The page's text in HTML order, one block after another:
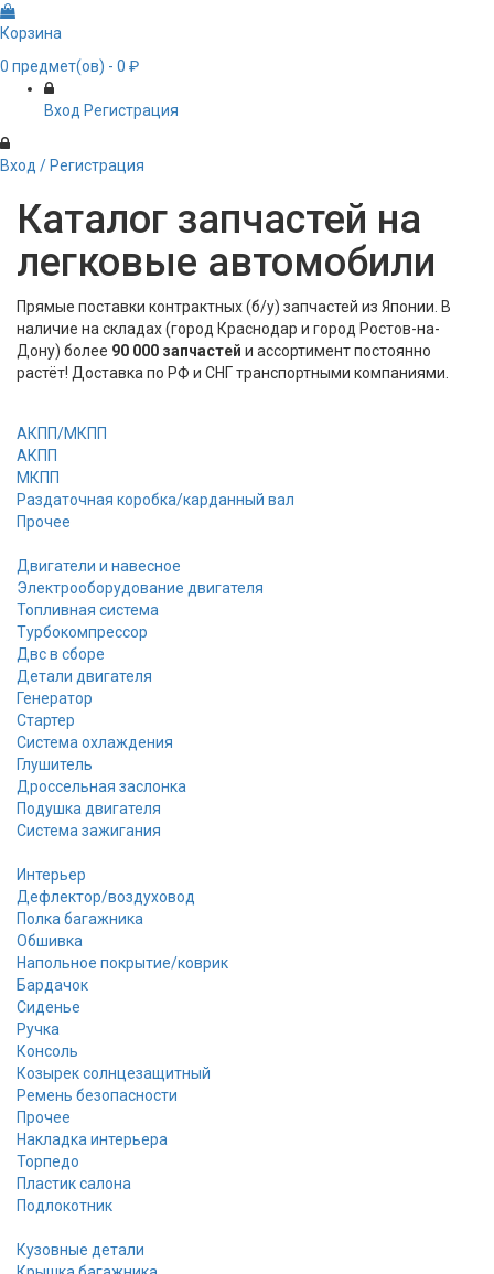
Корзина
0 предмет(ов) - 0 ₽
Вход Регистрация
Вход / Регистрация
Каталог запчастей на
легковые автомобили
Прямые поставки контрактных (б/у) запчастей из Японии. В
наличие на складах (город Краснодар и город Ростов-на-
Дону) более 90 000 запчастей и ассортимент постоянно
растёт! Доставка по РФ и СНГ транспортными компаниями.
АКПП/МКПП
АКПП
МКПП
Раздаточная коробка/карданный вал
Прочее
Двигатели и навесное
Электрооборудование двигателя
Топливная система
Турбокомпрессор
Двс в сборе
Детали двигателя
Генератор
Стартер
Cистема охлаждения
Глушитель
Дроссельная заслонка
Подушка двигателя
Система зажигания
Интерьер
Дефлектор/воздуховод
Полка багажника
Обшивка
Напольное покрытие/коврик
Бардачок
Сиденье
Ручка
Консоль
Козырек солнцезащитный
Ремень безопасности
Прочее
Накладка интерьера
Торпедо
Пластик салона
Подлокотник
Кузовные детали